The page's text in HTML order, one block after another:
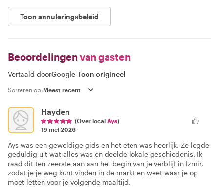
Toon annuleringsbeleid
Beoordelingen van gasten
Vertaald doorGoogle-Toon origineel
Sorteren op:
Hayden
(Over local Ays)
19 mei 2026
Ays was een geweldige gids en het eten was heerlijk. Ze legde
geduldig uit wat alles was en deelde lokale geschiedenis. Ik
raad dit ten zeerste aan aan het begin van je verblijf in Izmir,
zodat je je weg kunt vinden in de markt en weet waar je op
moet letten voor je volgende maaltijd.